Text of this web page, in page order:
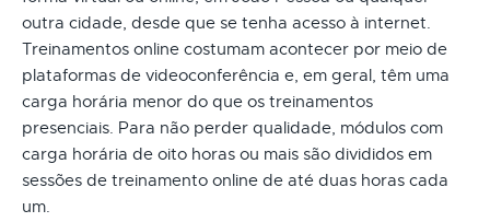
outra cidade, desde que se tenha acesso à internet.
Treinamentos online costumam acontecer por meio de
plataformas de videoconferência e, em geral, têm uma
carga horária menor do que os treinamentos
presenciais. Para não perder qualidade, módulos com
carga horária de oito horas ou mais são divididos em
sessões de treinamento online de até duas horas cada
um.